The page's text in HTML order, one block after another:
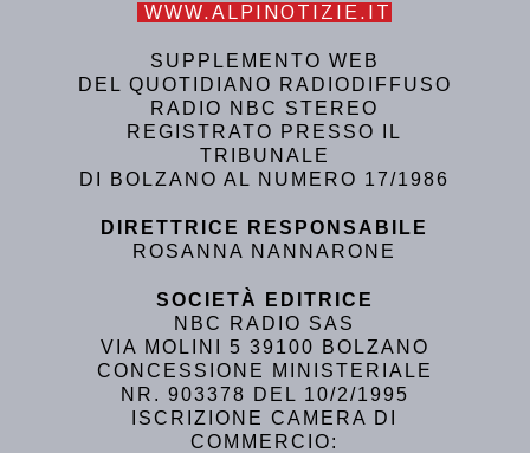
WWW.ALPINOTIZIE.IT
SUPPLEMENTO WEB
DEL QUOTIDIANO RADIODIFFUSO
RADIO NBC STEREO
REGISTRATO PRESSO IL
TRIBUNALE
DI BOLZANO AL NUMERO 17/1986
DIRETTRICE RESPONSABILE
ROSANNA NANNARONE
SOCIETÀ EDITRICE
NBC RADIO SAS
VIA MOLINI 5 39100 BOLZANO
CONCESSIONE MINISTERIALE
NR. 903378 DEL 10/2/1995
ISCRIZIONE CAMERA DI
COMMERCIO: